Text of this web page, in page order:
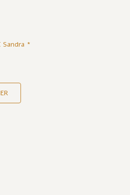
Sandra *